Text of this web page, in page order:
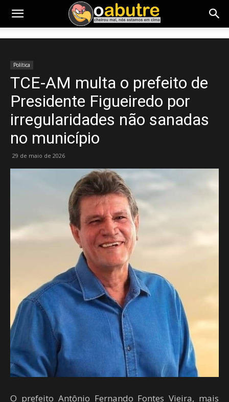
Política
TCE-AM multa o prefeito de
Presidente Figueiredo por
irregularidades não sanadas
no município
29 de maio de 2026
O prefeito Antônio Fernando Fontes Vieira, mais